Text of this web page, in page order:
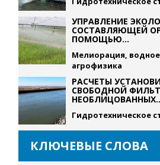
УПРАВЛЕНИЕ
СОСТАВЛЯЮЩЕЙ
ПОМОЩЬЮ...
Мелиорация, водное
агрофизика
РАСЧЕТЫ
СВОБОДНОЙ
Гидротехническое
КЛЮЧЕВЫЕ СЛОВА